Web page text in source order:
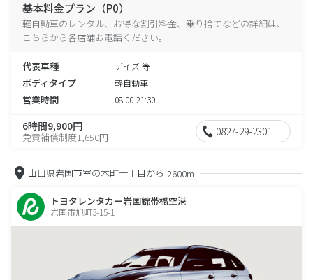
基本料金プラン（P0）
軽自動車のレンタル、お得な割引料金、乗り捨てなどの詳細は、
こちらから各店舗お電話ください。
代表車種 デイズ 等
ボディタイプ 軽自動車
営業時間 08:00-21:30
6時間9,900円
免責補償制度1,650円 0827-29-2301
山口県岩国市室の木町一丁目から 2600m
トヨタレンタカー岩国錦帯橋空港
岩国市旭町3-15-1